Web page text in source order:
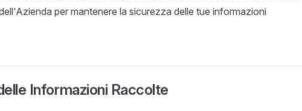
per mantenere la sicurezza delle tue informazioni
Informazioni Raccolte